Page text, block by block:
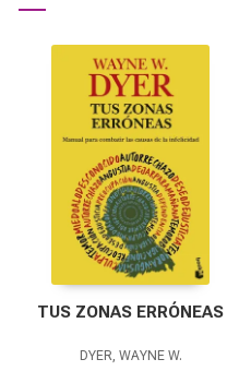
TUS ZONAS ERRÓNEAS
DYER, WAYNE W.